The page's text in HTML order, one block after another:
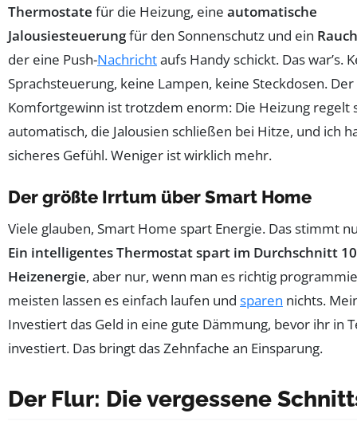
Thermostate für die Heizung, eine automatische
Jalousiesteuerungfür den Sonnenschutz und ein
der eine Push-Nachrichtaufs Handy schickt. Das war’s.
Sprachsteuerung, keine Lampen, keine Steckdosen. Der
Komfortgewinn ist trotzdem enorm: Die Heizung regelt
automatisch, die Jalousien schließen bei Hitze, und ich
sicheres Gefühl. Weniger ist wirklich mehr.
Der größte Irrtum über Smart Home
Viele glauben, Smart Home spart Energie. Das stimmt
Ein intelligentes Thermostat spart im Durchschnitt
Heizenergie, aber nur, wenn man es richtig
meisten lassen es einfach laufen und sparen nichts.
Investiert das Geld in eine gute Dämmung, bevor ihr in
investiert. Das bringt das Zehnfache an Einsparung.
Der Flur: Die vergessene